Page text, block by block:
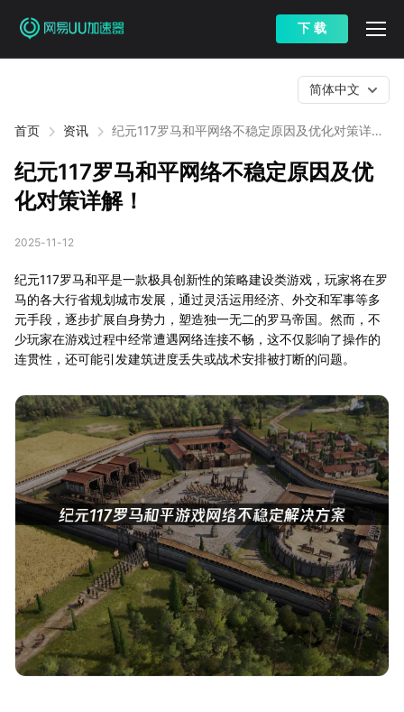
下 载
首页 资讯
纪元117罗马和平网络不稳定原因及优化对策详
简体中文
纪元117罗马和平网络不稳定原因及优
化对策详解！
2025-11-12
纪元117罗马和平是一款极具创新性的策略建设类游戏，玩家将在罗
马的各大行省规划城市发展，通过灵活运用经济、外交和军事等多
元手段，逐步扩展自身势力，塑造独一无二的罗马帝国。然而，不
少玩家在游戏过程中经常遭遇网络连接不畅，这不仅影响了操作的
连贯性，还可能引发建筑进度丢失或战术安排被打断的问题。